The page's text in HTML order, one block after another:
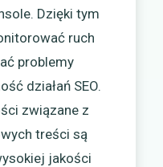
Dzięki tym
ruch
problemy
działań SEO.
związane z
treści są
jakości